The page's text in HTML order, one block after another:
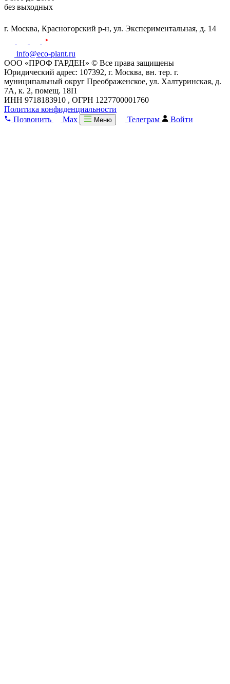
без выходных
г. Москва, Красногорский р-н, ул. Экспериментальная, д. 14
info@eco-plant.ru
ООО «ПРОФ ГАРДЕН» © Все права защищены
Юридический адрес: 107392, г. Москва, вн. тер. г.
муниципальный округ Преображенское, ул. Халтуринская, д.
7А, к. 2, помещ. 18П
ИНН 9718183910 , ОГРН 1227700001760
Политика конфиденциальности
Позвонить
Max Меню Телеграм Войти